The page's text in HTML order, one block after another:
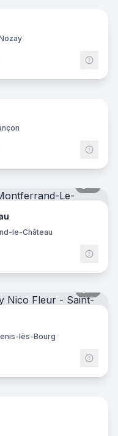
9
le-Château
lès-Bourg
9